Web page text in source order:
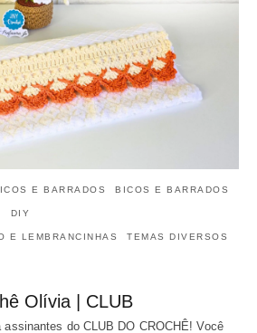
E BARRADOS BICOS E BARRADOS
DIY
E LEMBRANCINHAS TEMAS DIVERSOS
Olívia | CLUB
do CLUB DO CROCHÊ! Você